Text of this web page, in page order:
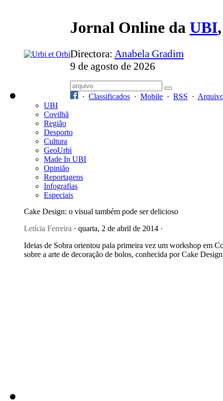
Jornal Online da UBI
Directora: Anabela Gradim
9 de agosto de 2026
· Classificados · Mobile · RSS ·
UBI
Covilhã
Região
Desporto
Cultura
GeoUrbi
Made In UBI
Opinião
Reportagens
Infografias
Especiais
Cake Design: o visual também pode ser delicioso
Letícia Ferreira · quarta, 2 de abril de 2014 ·
Ideias de Sobra orientou pala primeira vez um workshop em
sobre a arte de decoração de bolos, conhecida por Cake